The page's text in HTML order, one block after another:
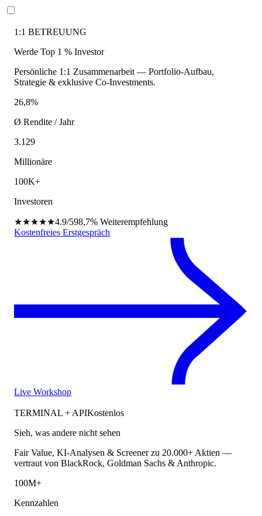
1:1 BETREUUNG
Werde Top 1 % Investor
Persönliche 1:1 Zusammenarbeit — Portfolio-Aufbau,
Strategie & exklusive Co-Investments.
26,8%
Ø Rendite / Jahr
3.129
Millionäre
100K+
Investoren
★★★★★4.9/598,7% Weiterempfehlung
Kostenfreies Erstgespräch
Live Workshop
TERMINAL + APIKostenlos
Sieh, was andere nicht sehen
Fair Value, KI-Analysen & Screener zu 20.000+ Aktien —
vertraut von BlackRock, Goldman Sachs & Anthropic.
100M+
Kennzahlen